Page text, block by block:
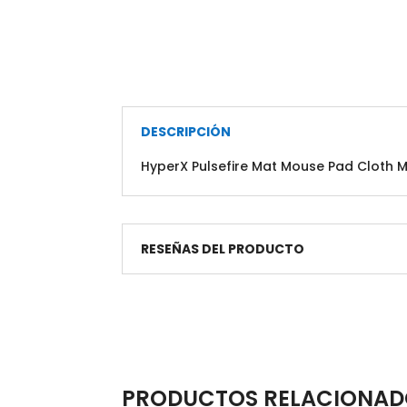
DESCRIPCIÓN
HyperX Pulsefire Mat Mouse Pad Cloth
RESEÑAS DEL PRODUCTO
PRODUCTOS